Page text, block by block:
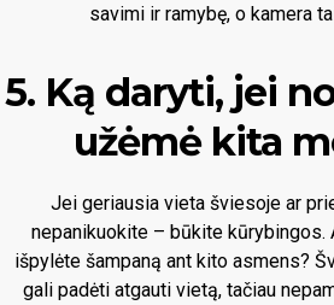
savimi ir ramybę, o kamera
5. Ką daryti, jei
užėmė kita
Jei geriausia vieta šviesoje ar
nepanikuokite – būkite kūrybingos.
išpylėte šampaną ant kito asmens?
gali padėti atgauti vietą, tačiau